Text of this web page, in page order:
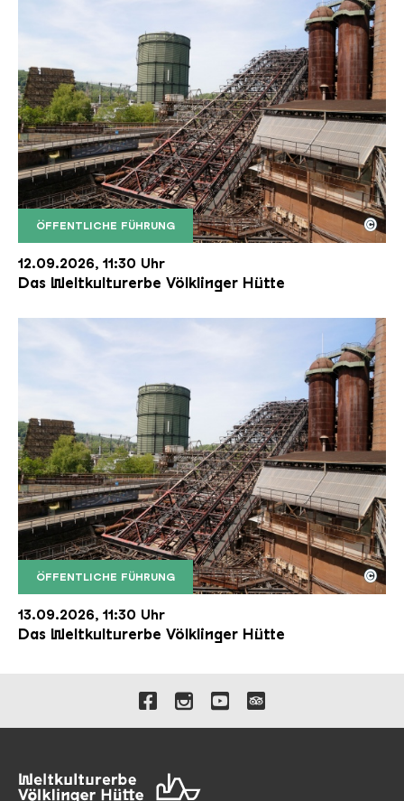
ÖFFENTLICHE FÜHRUNG
Der Erzschrägaufzug der Völklinger Hütte mit
Copyright: Weltkulturerbe Völklinger Hütte | Karl
©
12.09.2026, 11:30 Uhr
Das Weltkulturerbe Völklinger Hütte
ÖFFENTLICHE FÜHRUNG
Der Erzschrägaufzug der Völklinger Hütte mit
Copyright: Weltkulturerbe Völklinger Hütte | Karl
©
13.09.2026, 11:30 Uhr
Das Weltkulturerbe Völklinger Hütte
Verlinkungen zu unseren